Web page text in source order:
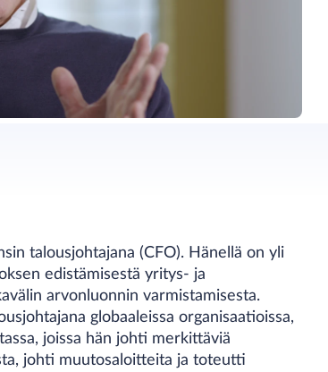
talousjohtajana (CFO). Hänellä on yli
edistämisestä yritys- ja
arvonluonnin varmistamisesta.
globaaleissa organisaatioissa,
joissa hän johti merkittäviä
johti muutosaloitteita ja toteutti